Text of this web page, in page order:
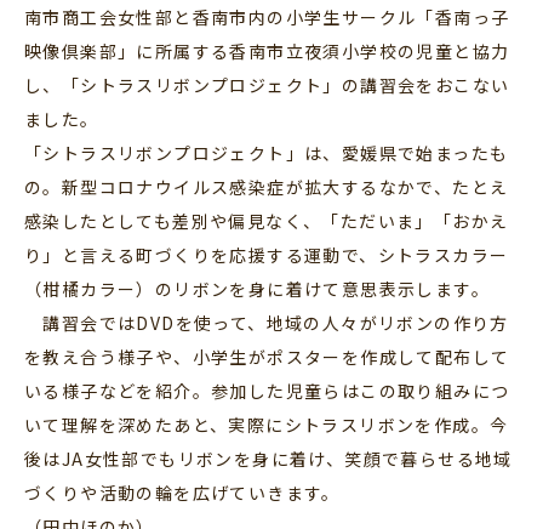
南市商工会女性部と香南市内の小学生サークル「香南っ子
映像倶楽部」に所属する香南市立夜須小学校の児童と協力
し、「シトラスリボンプロジェクト」の講習会をおこない
ました。
「シトラスリボンプロジェクト」は、愛媛県で始まったも
の。新型コロナウイルス感染症が拡大するなかで、たとえ
感染したとしても差別や偏見なく、「ただいま」「おかえ
り」と言える町づくりを応援する運動で、シトラスカラー
（柑橘カラー）のリボンを身に着けて意思表示します。
講習会ではDVDを使って、地域の人々がリボンの作り方
を教え合う様子や、小学生がポスターを作成して配布して
いる様子などを紹介。参加した児童らはこの取り組みにつ
いて理解を深めたあと、実際にシトラスリボンを作成。今
後はJA女性部でもリボンを身に着け、笑顔で暮らせる地域
づくりや活動の輪を広げていきます。